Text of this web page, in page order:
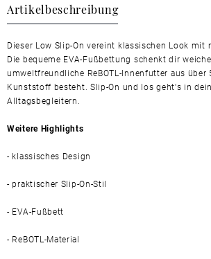
Artikelbeschreibung
Dieser Low Slip-On vereint klassischen Look mit
Die bequeme EVA-Fußbettung schenkt dir
umweltfreundliche ReBOTL-Innenfutter aus über
Kunststoff besteht. Slip-On und los geht's in
Alltagsbegleitern.
Weitere Highlights
- klassisches Design
- praktischer Slip-On-Stil
- EVA-Fußbett
- ReBOTL-Material